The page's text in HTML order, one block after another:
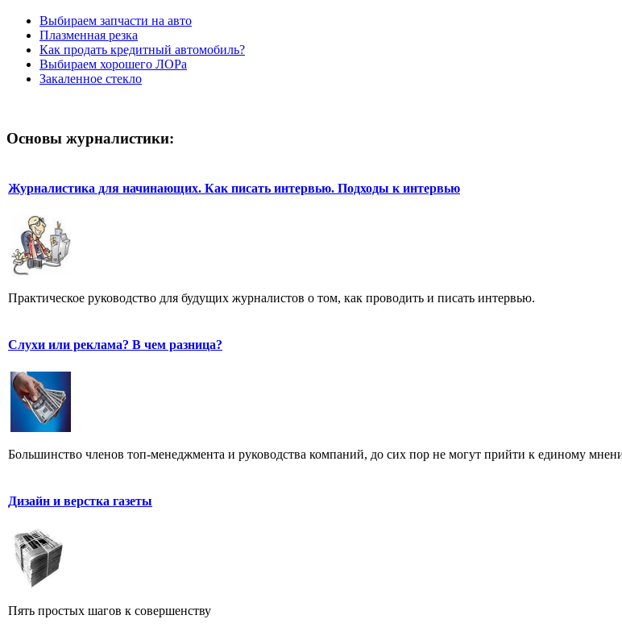
Выбираем запчасти на авто
Плазменная резка
Как продать кредитный автомобиль?
Выбираем хорошего ЛОРа
Закаленное стекло
Основы журналистики:
Журналистика для начинающих. Как писать интервью. Подходы к интервью
Практическое руководство для будущих журналистов о том, как проводить и писать интервью.
Слухи или реклама? В чем разница?
Большинство членов топ-менеджмента и руководства компаний, до сих пор не могут прийти к единому
Дизайн и верстка газеты
Пять простых шагов к совершенству